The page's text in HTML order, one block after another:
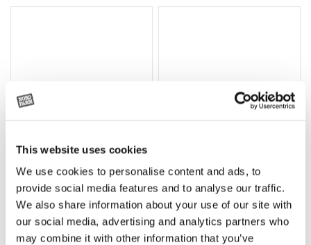
This website uses cookies
We use cookies to personalise content and ads, to
provide social media features and to analyse our traffic.
We also share information about your use of our site with
our social media, advertising and analytics partners who
may combine it with other information that you’ve
Lägg till i varukorg
Rotor, komplett med slagor
OR80013456G
(ex. moms)
Grön truckknapp
A00220
kr (ex. moms)